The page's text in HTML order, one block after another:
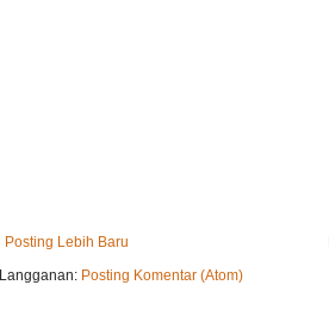
Posting Lebih Baru
Langganan: Posting Komentar (Atom)